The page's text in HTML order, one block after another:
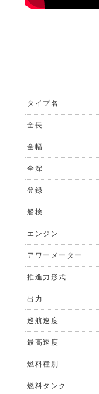
タイプ名
全長
全幅
全深
登録
船検
エンジン
アワーメーター
推進力形式
出力
巡航速度
最高速度
燃料種別
燃料タンク